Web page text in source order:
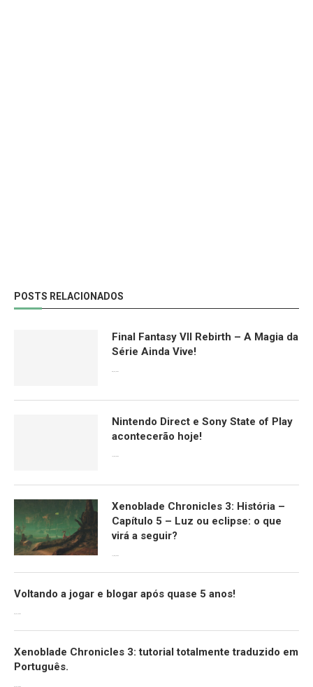
POSTS RELACIONADOS
Final Fantasy VII Rebirth – A Magia da
Série Ainda Vive!
Nintendo Direct e Sony State of Play
acontecerão hoje!
Xenoblade Chronicles 3: História –
Capítulo 5 – Luz ou eclipse: o que
virá a seguir?
Voltando a jogar e blogar após quase 5 anos!
Xenoblade Chronicles 3: tutorial totalmente traduzido em
Português.